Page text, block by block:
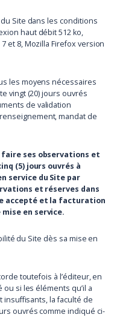
Site dans les conditions
haut débit 512 ko,
et 8, Mozilla Firefox version
les moyens nécessaires
vingt (20) jours ouvrés
de validation
mandat de
ses observations et
(5) jours ouvrés à
service du Site par
et réserves dans
accepté et la facturation
en service.
du Site dès sa mise en
toutefois à l’éditeur, en
ou si les éléments qu’il a
la faculté de
ouvrés comme indiqué ci-